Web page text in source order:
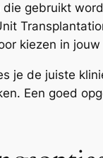
gebruikt
kiezen in
je de juiste
Een goed